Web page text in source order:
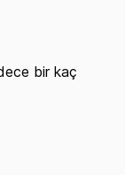
bir kaç